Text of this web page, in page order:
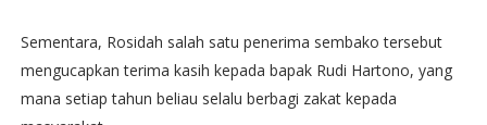
Sementara, Rosidah salah satu penerima sembako tersebut
mengucapkan terima kasih kepada bapak Rudi Hartono, yang
mana setiap tahun beliau selalu berbagi zakat kepada